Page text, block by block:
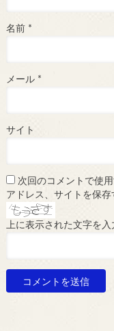
名前 *
メール *
サイト
次回のコメントで使
アドレス、サイトを保存
上に表示された文字を入